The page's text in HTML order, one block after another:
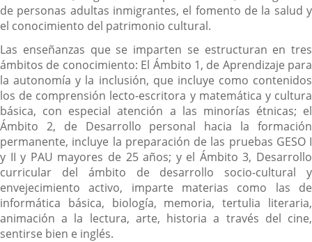
de personas adultas inmigrantes, el fomento de la salud y
el conocimiento del patrimonio cultural.
Las enseñanzas que se imparten se estructuran en tres
ámbitos de conocimiento: El Ámbito 1, de Aprendizaje para
la autonomía y la inclusión, que incluye como contenidos
los de comprensión lecto-escritora y matemática y cultura
básica, con especial atención a las minorías étnicas; el
Ámbito 2, de Desarrollo personal hacia la formación
permanente, incluye la preparación de las pruebas GESO I
y II y PAU mayores de 25 años; y el Ámbito 3, Desarrollo
curricular del ámbito de desarrollo socio-cultural y
envejecimiento activo, imparte materias como las de
informática básica, biología, memoria, tertulia literaria,
animación a la lectura, arte, historia a través del cine,
sentirse bien e inglés.